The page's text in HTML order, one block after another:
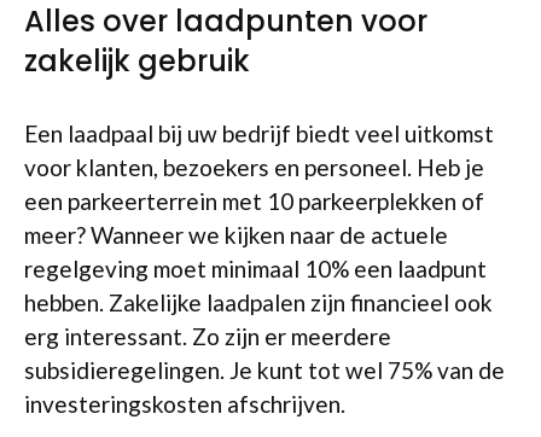
Alles over laadpunten voor
zakelijk gebruik
Een laadpaal bij uw bedrijf biedt veel uitkomst
voor klanten, bezoekers en personeel. Heb je
een parkeerterrein met 10 parkeerplekken of
meer? Wanneer we kijken naar de actuele
regelgeving moet minimaal 10% een laadpunt
hebben. Zakelijke laadpalen zijn financieel ook
erg interessant. Zo zijn er meerdere
subsidieregelingen. Je kunt tot wel 75% van de
investeringskosten afschrijven.